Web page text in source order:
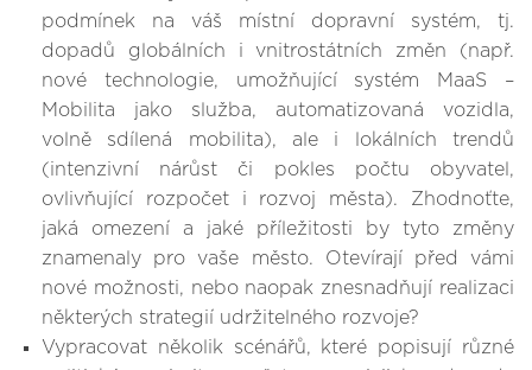
podmínek na váš místní dopravní systém, tj.
dopadů globálních i vnitrostátních změn (např.
nové technologie, umožňující systém MaaS –
Mobilita jako služba, automatizovaná vozidla,
volně sdílená mobilita), ale i lokálních trendů
(intenzivní nárůst či pokles počtu obyvatel,
ovlivňující rozpočet i rozvoj města). Zhodnoťte,
jaká omezení a jaké příležitosti by tyto změny
znamenaly pro vaše město. Otevírají před vámi
nové možnosti, nebo naopak znesnadňují realizaci
některých strategií udržitelného rozvoje?
Vypracovat několik scénářů, které popisují různé